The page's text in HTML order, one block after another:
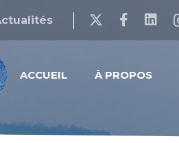
ACCUEIL À PROPOS